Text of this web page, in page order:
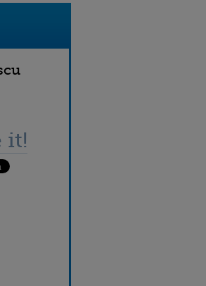
it!